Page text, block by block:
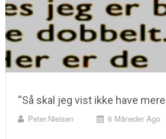
“Så skal jeg vist ikke have
Peter.nielsen 6 Måneder Ago